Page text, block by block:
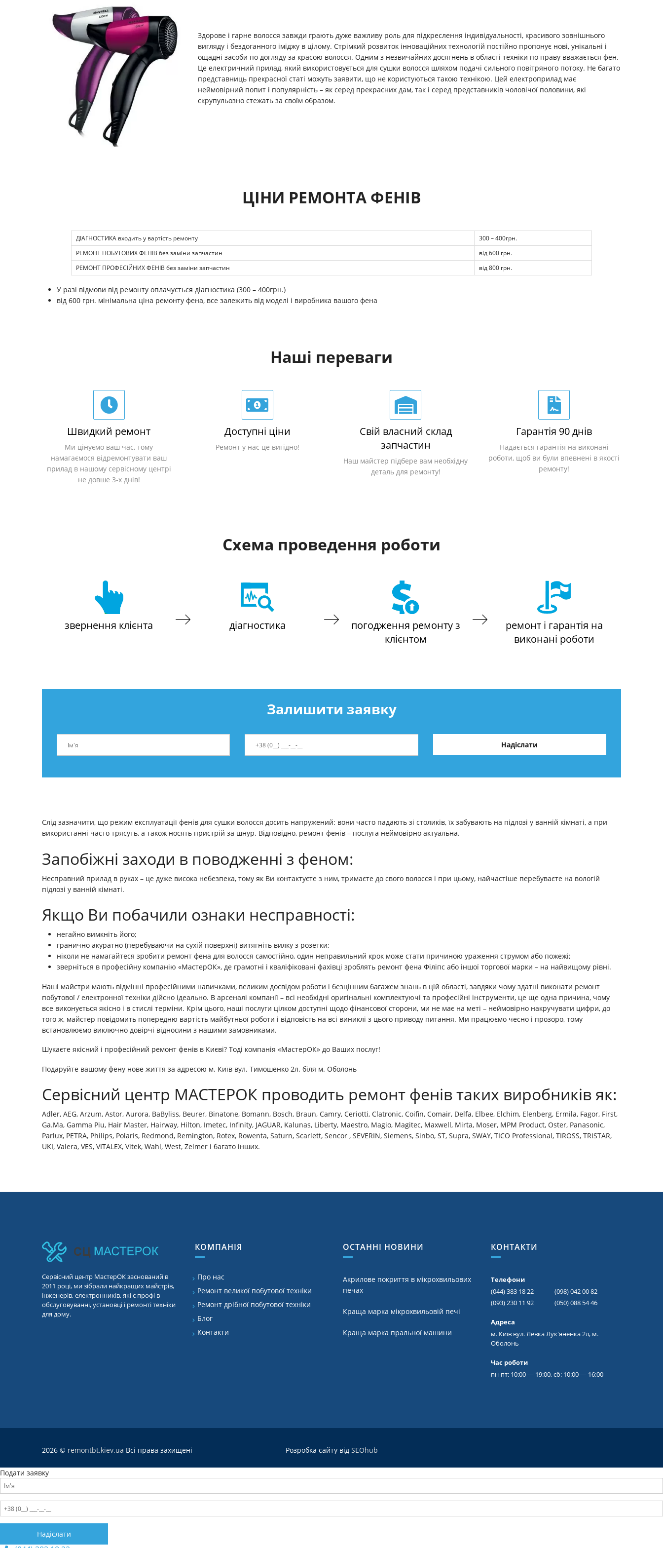
Здорове і гарне волосся завжди грають дуже важливу роль для підкреслення індивідуальності, красивого зовнішнього
вигляду і бездоганного іміджу в цілому. Стрімкий розвиток інноваційних технологій постійно пропонує нові, унікальні і
ощадні засоби по догляду за красою волосся. Одним з незвичайних досягнень в області техніки по праву вважається фен.
Це електричний прилад, який використовується для сушки волосся шляхом подачі сильного повітряного потоку. Не багато
представниць прекрасної статі можуть заявити, що не користуються такою технікою. Цей електроприлад має
неймовірний попит і популярність – як серед прекрасних дам, так і серед представників чоловічої половини, які
скрупульозно стежать за своїм образом.
ЦІНИ РЕМОНТА ФЕНІВ
ДІАГНОСТИКА входить у вартість ремонту
300 – 400грн.
РЕМОНТ ПОБУТОВИХ ФЕНІВ без заміни запчастин
від 600 грн.
РЕМОНТ ПРОФЕСІЙНИХ ФЕНІВ без заміни запчастин
від 800 грн.
У разі відмови від ремонту оплачується діагностика (300 – 400грн.)
від 600 грн. мінімальна ціна ремонту фена, все залежить від моделі і виробника вашого фена
Наші переваги
Швидкий ремонт
Ми цінуємо ваш час, тому
намагаємося відремонтувати ваш
прилад в нашому сервісному центрі
не довше 3-х днів!
Доступні ціни
Ремонт у нас це вигідно!
Свій власний склад
запчастин
Наш майстер підбере вам необхідну
деталь для ремонту!
Гарантія 90 днів
Надається гарантія на виконані
роботи, щоб ви були впевнені в якості
ремонту!
Схема проведення роботи
звернення клієнта діагностика
погодження ремонту з
клієнтом
ремонт і гарантія на
виконані роботи
Залишити заявку
Слід зазначити, що режим експлуатації фенів для сушки волосся досить напружений: вони часто падають зі столиків, їх забувають на підлозі у ванній кімнаті, а при
використанні часто трясуть, а також носять пристрій за шнур. Відповідно, ремонт фенів – послуга неймовірно актуальна.
Запобіжні заходи в поводженні з феном:
Несправний прилад в руках – це дуже висока небезпека, тому як Ви контактуєте з ним, тримаєте до свого волосся і при цьому, найчастіше перебуваєте на вологій
підлозі у ванній кімнаті.
Якщо Ви побачили ознаки несправності:
негайно вимкніть його;
гранично акуратно (перебуваючи на сухій поверхні) витягніть вилку з розетки;
ніколи не намагайтеся зробити ремонт фена для волосся самостійно, один неправильний крок може стати причиною ураження струмом або пожежі;
зверніться в професійну компанію «МастерОК», де грамотні і кваліфіковані фахівці зроблять ремонт фена Філіпс або іншої торгової марки – на найвищому рівні.
Наші майстри мають відмінні професійними навичками, великим досвідом роботи і безцінним багажем знань в цій області, завдяки чому здатні виконати ремонт
побутової / електронної техніки дійсно ідеально. В арсеналі компанії – всі необхідні оригінальні комплектуючі та професійні інструменти, це ще одна причина, чому
все виконується якісно і в стислі терміни. Крім цього, наші послуги цілком доступні щодо фінансової сторони, ми не має на меті – неймовірно накручувати цифри, до
того ж, майстер повідомить попередню вартість майбутньої роботи і відповість на всі виниклі з цього приводу питання. Ми працюємо чесно і прозоро, тому
встановлюємо виключно довірчі відносини з нашими замовниками.
Шукаєте якісний і професійний ремонт фенів в Києві? Тоді компанія «МастерОК» до Ваших послуг!
Подаруйте вашому фену нове життя за адресою м. Київ вул. Тимошенко 2л. біля м. Оболонь
Сервісний центр МАСТЕРОК проводить ремонт фенів таких виробників як:
Adler, AEG, Arzum, Astor, Aurora, BaByliss, Beurer, Binatone, Bomann, Bosch, Braun, Camry, Ceriotti, Clatronic, Coifin, Comair, Delfa, Elbee, Elchim, Elenberg, Ermila, Fagor, First,
Ga.Ma, Gamma Piu, Hair Master, Hairway, Hilton, Imetec, Infinity, JAGUAR, Kalunas, Liberty, Maestro, Magio, Magitec, Maxwell, Mirta, Moser, MPM Product, Oster, Panasonic,
Parlux, PETRA, Philips, Polaris, Redmond, Remington, Rotex, Rowenta, Saturn, Scarlett, Sencor , SEVERIN, Siemens, Sinbo, ST, Supra, SWAY, TICO Professional, TIROSS, TRISTAR,
UKI, Valera, VES, VITALEX, Vitek, Wahl, West, Zelmer і багато інших.
Сервісний центр МастерОК заснований в
2011 році, ми зібрали найкращих майстрів,
інженерів, електронників, які є профі в
обслуговуванні, установці і ремонті техніки
для дому.
КОМПАНІЯ
Про нас
Ремонт великої побутової техніки
Ремонт дрібної побутової техніки
Блог
Контакти
ОСТАННІ НОВИНИ
Акрилове покриття в мікрохвильових
печах
Краща марка мікрохвильовій печі
Краща марка пральної машини
КОНТАКТИ
Телефони
(044) 383 18 22
(098) 042 00 82
(093) 230 11 92
(050) 088 54 46
Адреса
м. Київ вул. Левка Лук'яненка 2л, м.
Оболонь
Час роботи
пн-пт: 10:00 — 19:00, сб: 10:00 — 16:00
2026 © remontbt.kiev.ua Всі права захищені Розробка сайту від SEOhub
Подати заявку